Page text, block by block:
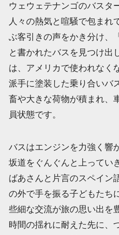
ウェウェテナンゴのバスタ
人々の熱気と喧騒で包まれ
ぶ客引きの声をかき分け、
と書かれたバスを見つけ出
は、アメリカで使われなく
派手に塗装した乗り合いバ
畜や大きな荷物が積まれ、
員状態です。
バスはエンジンを力強く響
坂道をぐんぐんと上ってい
ばあさんと片言のスペイン
の外で手を振る子どもたち
些細な交流が旅の思い出を
時間の揺れに耐えた先に、